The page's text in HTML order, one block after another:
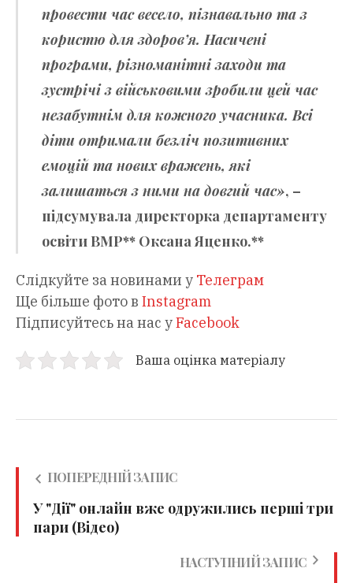
провести час весело, пізнавально та з
користю для здоров’я. Насичені
програми, різноманітні заходи та
зустрічі з військовими зробили цей час
незабутнім для кожного учасника. Всі
діти отримали безліч позитивних
емоцій та нових вражень, які
залишаться з ними на довгий час», –
підсумувала директорка департаменту
освіти ВМР** Оксана Яценко.**
Слідкуйте за новинами у Телеграм
Ще більше фото в Instagram
Підписуйтесь на нас уFacebook
Ваша оцінка матеріалу
ПОПЕРЕДНІЙ ЗАПИС
У "Дії" онлайн вже одружились перші три
пари (Відео)
НАСТУПНИЙ ЗАПИС